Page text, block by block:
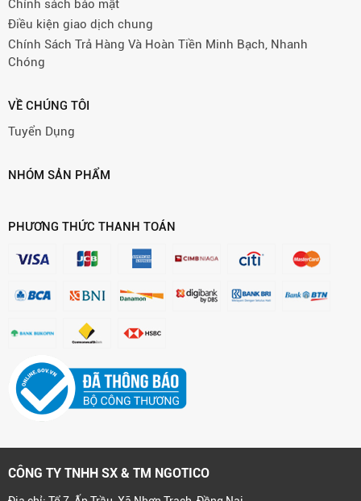
Chính sách bảo mật
Điều kiện giao dịch chung
Chính Sách Trả Hàng Và Hoàn Tiền Minh Bạch, Nhanh
Chóng
VỀ CHÚNG TÔI
Tuyển Dụng
NHÓM SẢN PHẨM
PHƯƠNG THỨC THANH TOÁN
CÔNG TY TNHH SX & TM NGOTICO